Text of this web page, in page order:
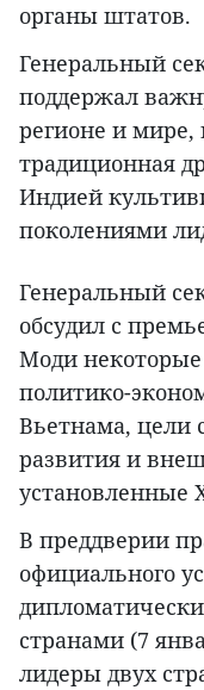
органы штатов.
Генеральный
поддержал
регионе и мире,
традиционная
Индией
поколениями
Генеральный
обсудил с
Моди некоторые
политико-
Вьетнама, цели
развития и
установленные
В преддверии
официального
странами (7
лидеры двух